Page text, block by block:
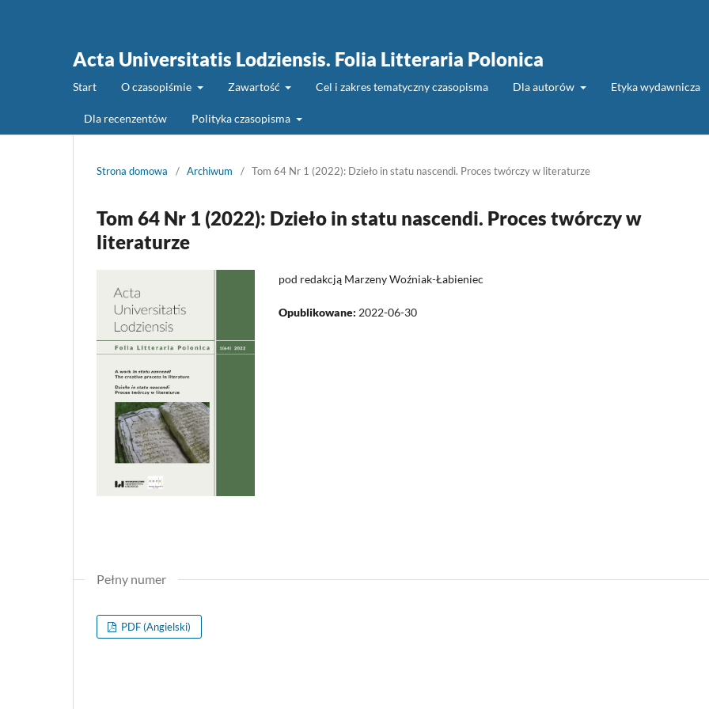
Acta Universitatis Lodziensis. Folia Litteraria Polonica
Start O czasopiśmie Zawartość Cel i zakres tematyczny czasopisma Dla autorów Etyka wydawnicza
Dla recenzentów Polityka czasopisma
Strona domowa / Archiwum / Tom 64 Nr 1 (2022): Dzieło in statu nascendi. Proces twórczy w literaturze
Tom 64 Nr 1 (2022): Dzieło in statu nascendi. Proces twórczy w
literaturze
pod redakcją Marzeny Woźniak-Łabieniec
Opublikowane: 2022-06-30
Pełny numer
PDF (Angielski)